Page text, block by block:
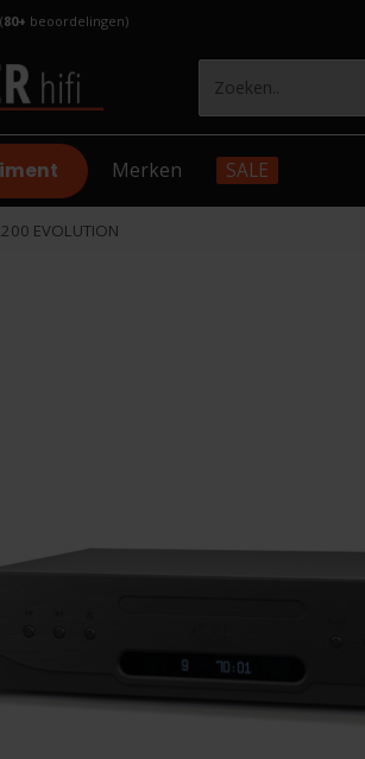
(80+ beoordelingen)
Merken SALE
EVOLUTION